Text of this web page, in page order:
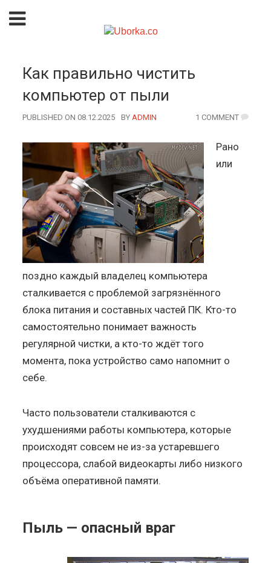
Как правильно чистить
компьютер от пыли
PUBLISHED ON 08.12.2025 BY AUTHOR
ADMIN 1 COMMENT
Рано
или
поздно каждый владелец компьютера
сталкивается с проблемой загрязнённого
блока питания и составных частей ПК. Кто-то
самостоятельно понимает важность
регулярной чистки, а кто-то ждёт того
момента, пока устройство само напомнит о
себе.
Часто пользователи сталкиваются с
ухудшениями работы компьютера, которые
происходят совсем не из-за устаревшего
процессора, слабой видеокарты либо низкого
объёма оперативной памяти.
Пыль — опасный враг